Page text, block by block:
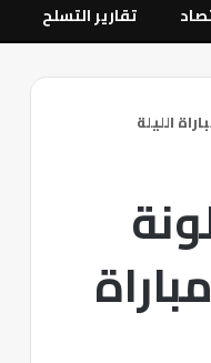
تقارير التسلح
الليلة